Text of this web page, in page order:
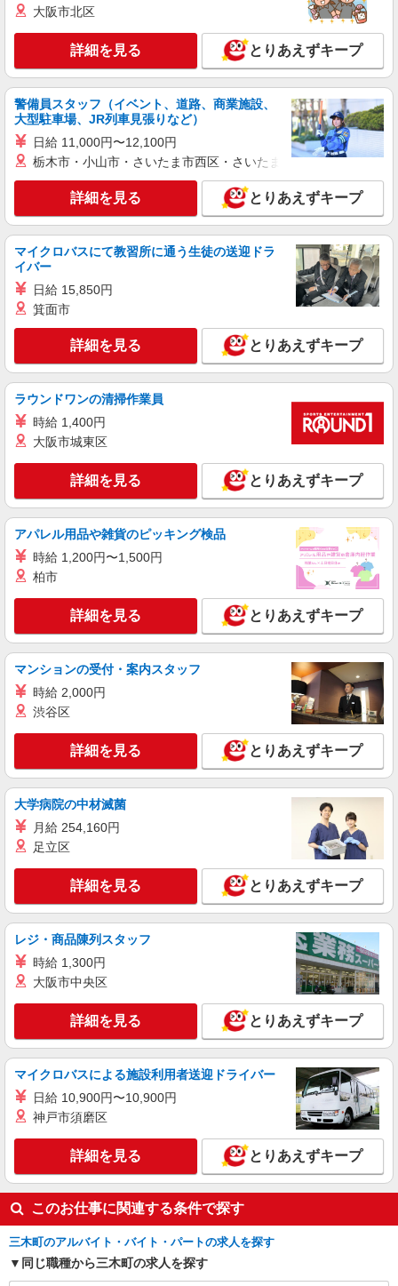
大阪市北区
詳細を見る とりあえずキープ
警備員スタッフ（イベント、道路、商業施設、
大型駐車場、JR列車見張りなど）
日給 11,000円〜12,100円
栃木市・小山市・さいたま市西区・さいたま市岩槻区・久喜市・
詳細を見る とりあえずキープ
マイクロバスにて教習所に通う生徒の送迎ドラ
イバー
日給 15,850円
箕面市
詳細を見る とりあえずキープ
ラウンドワンの清掃作業員
時給 1,400円
大阪市城東区
詳細を見る とりあえずキープ
アパレル用品や雑貨のピッキング検品
時給 1,200円〜1,500円
柏市
詳細を見る とりあえずキープ
マンションの受付・案内スタッフ
時給 2,000円
渋谷区
詳細を見る とりあえずキープ
大学病院の中材滅菌
月給 254,160円
足立区
詳細を見る とりあえずキープ
レジ・商品陳列スタッフ
時給 1,300円
大阪市中央区
詳細を見る とりあえずキープ
マイクロバスによる施設利用者送迎ドライバー
日給 10,900円〜10,900円
神戸市須磨区
詳細を見る とりあえずキープ
このお仕事に関連する条件で探す
三木町のアルバイト・バイト・パートの求人を探す
同じ職種から三木町の求人を探す